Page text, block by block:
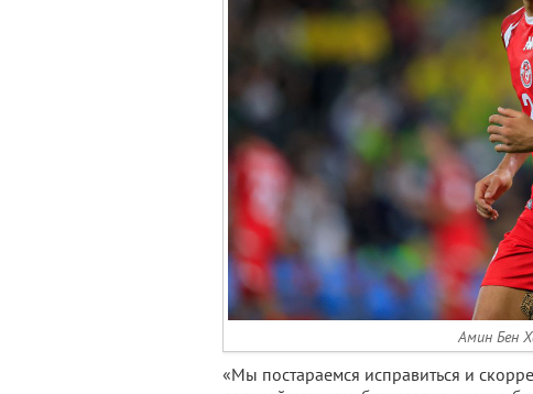
Амин Бен
«Мы постараемся исправиться и